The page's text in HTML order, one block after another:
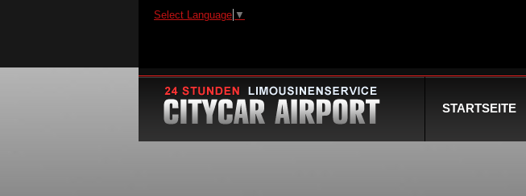
Select Language ▼
STARTSEITE